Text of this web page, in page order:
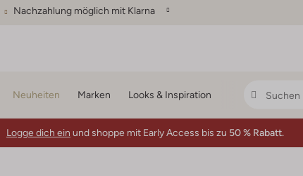
Nachzahlung möglich mit Klarna
Neuheiten Marken Looks & Inspiration
Logge dich ein und shoppe mit Early Access bis zu 50 % Rabatt.